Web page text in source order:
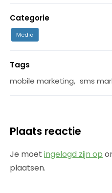
Categorie
Media
Tags
mobile marketing, sms
Plaats reactie
Je moet ingelogd zijn op
plaatsen.